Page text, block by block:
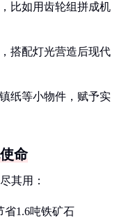
比如用齿轮组拼成机
搭配灯光营造后现代
纸等小物件，赋予实
命
其用：
省1.6吨铁矿石